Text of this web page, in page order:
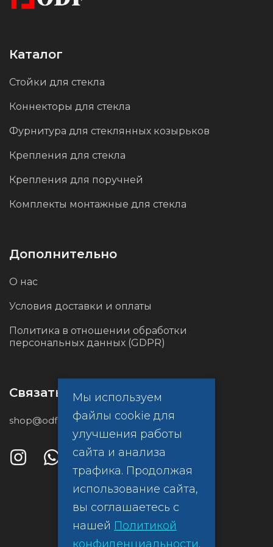
Каталог
Стойки для стекла
Коннекторы для стекла
Фурнитура для стеклянных козырьков
Крепления для стекла
Крепления для поручней
Комплекты монтажные для стекла
Дополнительно
О нас
Условия доставки и оплаты
Политика в отношении обработки
персональных данных (GDPR)
Связаться с нами
shop@odf.global
Мы используем
файлы cookie для
улучшения работы
сайта и анализа
трафика. Продолжая
использование сайта,
вы соглашаетесь с
нашей Политикой
конфиденциальности.